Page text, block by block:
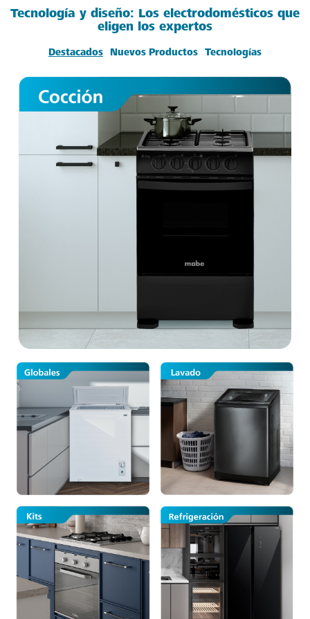
Tecnología y diseño: Los electrodomésticos que
eligen los expertos
Destacados Nuevos Productos Tecnologías